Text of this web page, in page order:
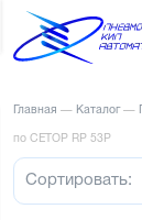
Главная — Каталог —
по CETOP RP 53P
Сортировать: